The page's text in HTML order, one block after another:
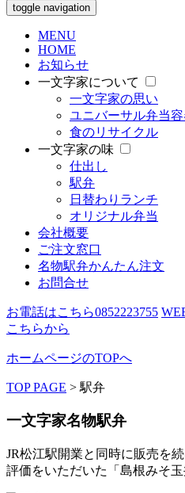
toggle navigation
MENU
HOME
お知らせ
一文字家について
一文字家の思い
ユニバーサル弁当容
食のリサイクル
一文字家の味
仕出し
駅弁
日替わりランチ
オリジナル弁当
会社概要
ご注文窓口
名物駅弁かんたん注文
お問合せ
お電話はこちら0852223755
こちらから
ホームページのTOPへ
TOP PAGE > 駅弁
一文字家名物駅弁
JR松江駅開業と同時に販売を
評価をいただいた「島根みそ